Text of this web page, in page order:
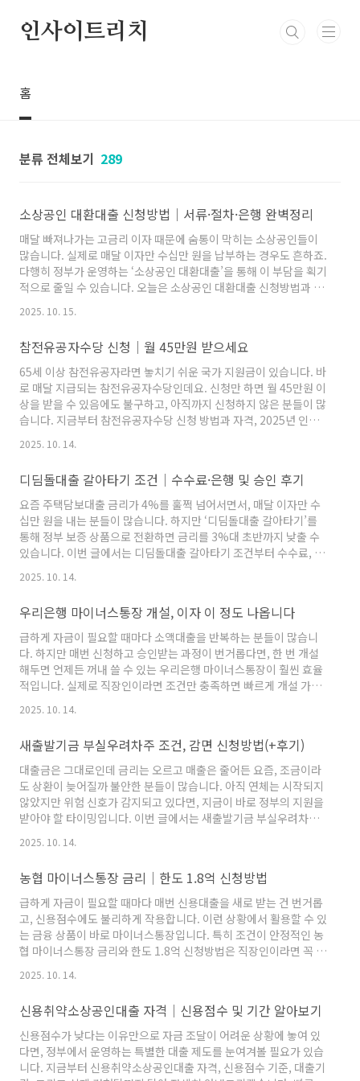
인사이트리치
홈
분류 전체보기 289
소상공인 대환대출 신청방법│서류·절차·은행 완벽정리
매달 빠져나가는 고금리 이자 때문에 숨통이 막히는 소상공인들이
많습니다. 실제로 매달 이자만 수십만 원을 납부하는 경우도 흔하죠.
다행히 정부가 운영하는 ‘소상공인 대환대출’을 통해 이 부담을 획기
적으로 줄일 수 있습니다. 오늘은 소상공인 대환대출 신청방법과 필
빠른 한도 조회 및 신청은 ▼ 하단 링크에서 가능합니다.▼▼▼소상
공인 대환대출은 고금리 대출을 저금리로 갈아탈 수 있도록 지원하
는 정부정책형 금융상품입니다. 기존의 비싼 이자를 낮추고, 장기분
할상환이 가능하도록 설계되어 있습니다. 사업 운영 자금이 부족하
거나 만기 연장이 어려운 자영업자, 소상공인에게 실질적인 도움을
..
2025. 10. 15.
참전유공자수당 신청│월 45만원 받으세요
65세 이상 참전유공자라면 놓치기 쉬운 국가 지원금이 있습니다. 바
로 매달 지급되는 참전유공자수당인데요. 신청만 하면 월 45만원 이
상을 받을 수 있음에도 불구하고, 아직까지 신청하지 않은 분들이 많
습니다. 지금부터 참전유공자수당 신청 방법과 자격, 2025년 인상
가능 여부 조회는 ▼ 하단 링크에서 가능합니다.▼▼▼참전유공자
6·25전쟁이나 베트남전에 참전한 분들에게 지급되는 국가 보훈 지
원금입니다. 나라를 위해 희생한 유공자분들의 노후 생활을 돕기 위
한 제도로, 현재 고령화로 인해 많은 분들이 주요 지원 대상이 되고
있습니다. 단순한 복지급여가 아니라 ‘국가의 예우’로서 지급..
2025. 10. 14.
디딤돌대출 갈아타기 조건│수수료·은행 및 승인 후기
요즘 주택담보대출 금리가 4%를 훌쩍 넘어서면서, 매달 이자만 수
십만 원을 내는 분들이 많습니다. 하지만 ‘디딤돌대출 갈아타기’를
통해 정부 보증 상품으로 전환하면 금리를 3%대 초반까지 낮출 수
있습니다. 이번 글에서는 디딤돌대출 갈아타기 조건부터 수수료, 은
부담을 줄이고 싶은 분이라면 끝까지 읽어보시기 바랍니다. 디딤돌
다.▼▼▼디딤돌대출 갈아타기 가능 여부 조회하기👆 디딤돌대출
갈아타기란?디딤돌대출 갈아타기는 기존 주택담보대출을 저금리
정책상품인 디딤돌대출로 대환하는 것을 말합니다. 단순히 금리를
낮추는 데 그치지 않고, 상환 기간을 길게 가져가 월 납입액을 줄이
는 효과도 있..
2025. 10. 14.
우리은행 마이너스통장 개설, 이자 이 정도 나옵니다
급하게 자금이 필요할 때마다 소액대출을 반복하는 분들이 많습니
다. 하지만 매번 신청하고 승인받는 과정이 번거롭다면, 한 번 개설
해두면 언제든 꺼내 쓸 수 있는 우리은행 마이너스통장이 훨씬 효율
적입니다. 실제로 직장인이라면 조건만 충족하면 빠르게 개설 가능
개설 방법과 이자, 한도, 연장 및 증액 관련 모든 정보를 정리해드리
다.▼▼▼우리은행 마이너스통장 즉시 한도 조회하기👆​ 우리은행
마이너스통장이란?우리은행 마이너스통장은 정식 상품명으로 ‘우
리 WON하는 직장인대출’이라는 이름을 가지고 있습니다. 일정 금
액 한도 안에서 필요한 만큼 인출할 수 있는 신용한도대출 형태로,
실제 사..
2025. 10. 14.
새출발기금 부실우려차주 조건, 감면 신청방법(+후기)
대출금은 그대로인데 금리는 오르고 매출은 줄어든 요즘, 조금이라
도 상환이 늦어질까 불안한 분들이 많습니다. 아직 연체는 시작되지
않았지만 위험 신호가 감지되고 있다면, 지금이 바로 정부의 지원을
받아야 할 타이밍입니다. 이번 글에서는 새출발기금 부실우려차주
정을 자세히 정리해드리겠습니다.▼▼▼새출발기금 부실우려차주
영 중인 새출발기금은 코로나19로 피해를 입은 소상공인과 자영업
자의 채무 부담을 덜어주기 위해 마련된 제도입니다. 특히 부실우려
차주란, 현재 연체는 없지만 향후 90일 이상 연체로 전환될 가능성
이 크다고 판단되는 차주를 말합니다. 쉽게 말해, 대출은 제때 갚고
있..
2025. 10. 14.
농협 마이너스통장 금리│한도 1.8억 신청방법
급하게 자금이 필요할 때마다 매번 신용대출을 새로 받는 건 번거롭
고, 신용점수에도 불리하게 작용합니다. 이런 상황에서 활용할 수 있
는 금융 상품이 바로 마이너스통장입니다. 특히 조건이 안정적인 농
협 마이너스통장 금리와 한도 1.8억 신청방법은 직장인이라면 꼭 한
크에서 가능합니다.▼▼▼농협 마이너스통장즉시 한도 조회하기👆 ​
을 수시로 꺼내 쓸 수 있는 신용대출 형태입니다. 일반 대출과 달리,
필요한 만큼만 사용하는 방식이기 때문에 자금 운용이 자유롭고, 실
제로 인출한 금액에 대해서만 이자가 발생합니다. 특히 급전이 자주
필요한 직장인, 잦은 소액대출로 신용관리가 어려운 분들에게..
2025. 10. 14.
신용취약소상공인대출 자격│신용점수 및 기간 알아보기
신용점수가 낮다는 이유만으로 자금 조달이 어려운 상황에 놓여 있
다면, 정부에서 운영하는 특별한 대출 제도를 눈여겨볼 필요가 있습
니다. 지금부터 신용취약소상공인대출 자격, 신용점수 기준, 대출기